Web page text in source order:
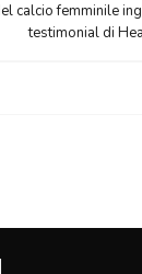
calcio femminile
testimonial di